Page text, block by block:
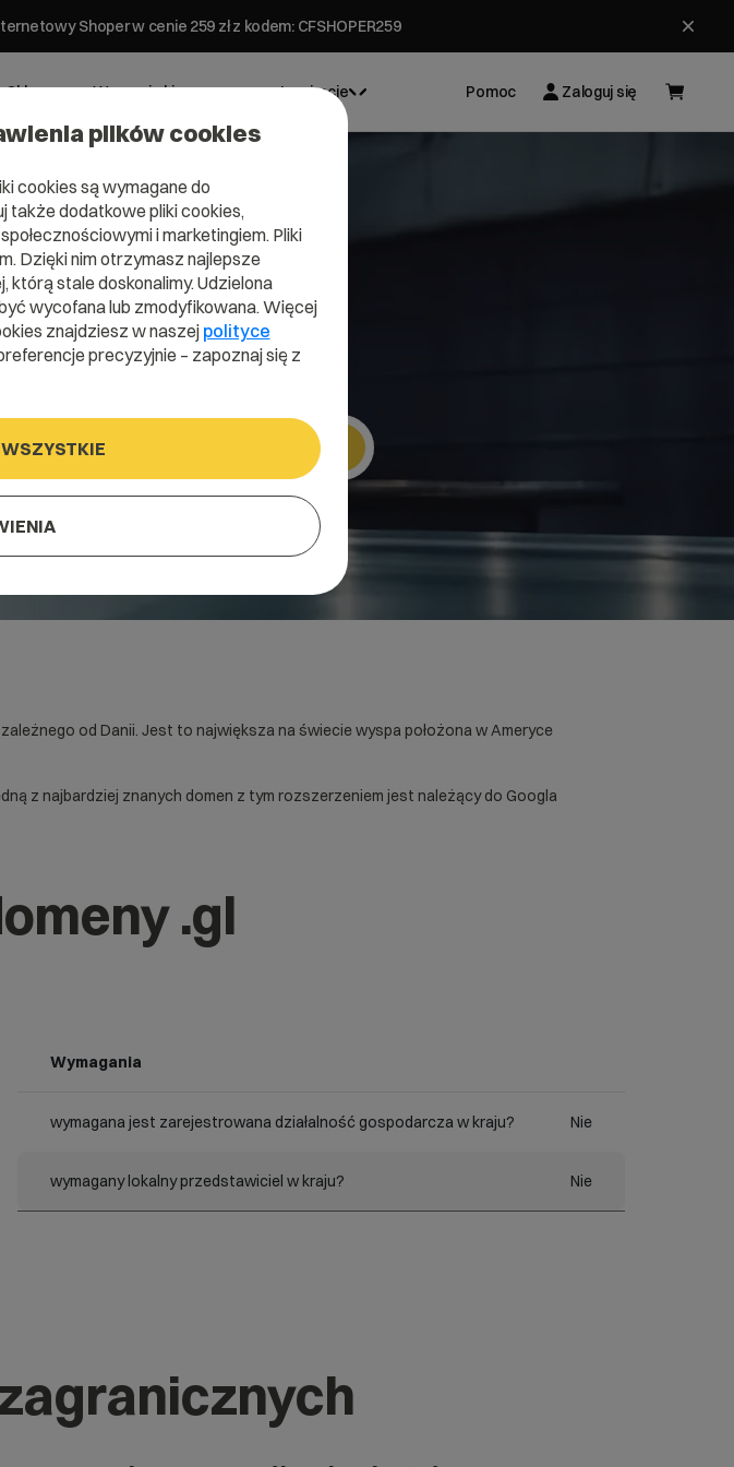
Shoper w cenie 259 zł z kodem: CFSHOPER259
Sklepy Wsparcie biznesowe Inspiracje Pomoc Zaloguj się
.gl
z domeną Grenlandii
od Danii. Jest to największa na świecie wyspa położona w Ameryce
z najbardziej znanych domen z tym rozszerzeniem jest należący do Googla
.gl
Wymagania
wymagana jest zarejestrowana działalność gospodarcza w kraju? Nie
wymagany lokalny przedstawiciel w kraju? Nie
plików cookies
cookies są wymagane do
także dodatkowe pliki cookies,
i marketingiem. Pliki
Dzięki nim otrzymasz najlepsze
stale doskonalimy. Udzielona
wycofana lub zmodyfikowana. Więcej
znajdziesz w naszejpolityce
precyzyjnie – zapoznaj się z